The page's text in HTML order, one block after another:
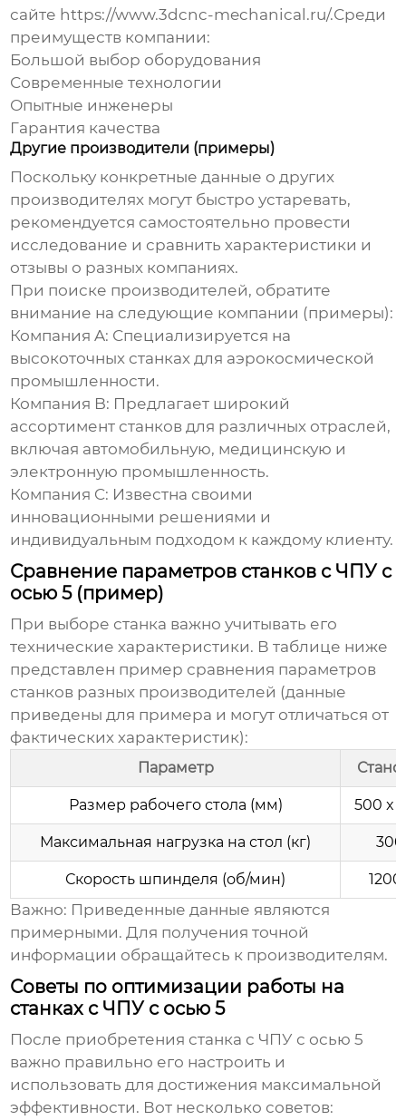
сайте https://www.3dcnc-mechanical.ru/.Среди
преимуществ компании:
Большой выбор оборудования
Современные технологии
Опытные инженеры
Гарантия качества
Другие производители (примеры)
Поскольку конкретные данные о других
производителях могут быстро устаревать,
рекомендуется самостоятельно провести
исследование и сравнить характеристики и
отзывы о разных компаниях.
При поиске производителей, обратите
внимание на следующие компании (примеры):
Компания A: Специализируется на
высокоточных станках для аэрокосмической
промышленности.
Компания B: Предлагает широкий
ассортимент станков для различных отраслей,
включая автомобильную, медицинскую и
электронную промышленность.
Компания C: Известна своими
инновационными решениями и
индивидуальным подходом к каждому клиенту.
Сравнение параметров станков с ЧПУ с
осью 5 (пример)
При выборе станка важно учитывать его
технические характеристики. В таблице ниже
представлен пример сравнения параметров
станков разных производителей (данные
приведены для примера и могут отличаться от
фактических характеристик):
Параметр
Размер рабочего стола (мм) 500 x
Максимальная нагрузка на стол (кг) 300
Скорость шпинделя (об/мин)
Важно: Приведенные данные являются
примерными. Для получения точной
информации обращайтесь к производителям.
Советы по оптимизации работы на
станках с ЧПУ с осью 5
После приобретения станка с ЧПУ с осью 5
важно правильно его настроить и
использовать для достижения максимальной
эффективности. Вот несколько советов: